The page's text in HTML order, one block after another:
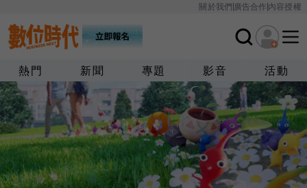
關於我們廣告合作內容授權
熱門 新聞 專題 影音 活動